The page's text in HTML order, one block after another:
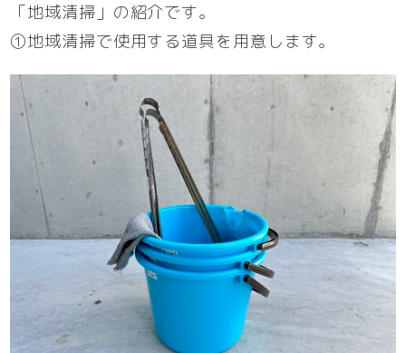
「地域清掃」の紹介です。
①地域清掃で使用する道具を用意します。